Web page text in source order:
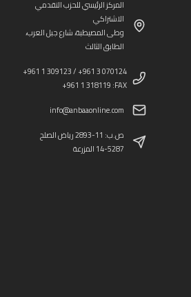
المركز الرئيسي للحزب التقدمي
الاشتراكي
وطى المصيطبة، شارع جبل العرب،
الطابق الثالث
+961 1 309123 / +961 3 070124
+961 1 318119 :FAX
info@anbaaonline.com
ص.ب: 11-2893 رياض الصلح
14-5287 المزرعة